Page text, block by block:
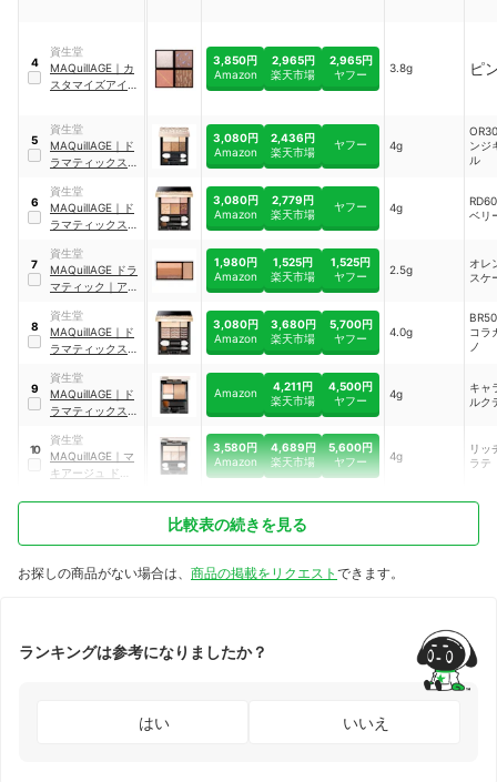
4
資生堂
MAQuillAGE ｜ カ
スタマイズアイカ
3,850円
Amazon
2,965円
楽天市場
2,965円
ヤフー
3.8g ピ
5
資生堂
MAQuillAGE ｜ ド
ラマティックスタ
OR303
3,080円
Amazon
2,436円
楽天市場
ヤフー 4g
ンジ
ル
6
資生堂
MAQuillAGE ｜ ド
ラマティックスタ
ズベリーモカ
RD606
3,080円
Amazon
2,779円
楽天市場
ヤフー 4g
ベリ
7
資生堂
MAQuillAGE ドラ
マティック ｜ アイ
OR341
1,980円
Amazon
1,525円
楽天市場
1,525円
ヤフー
2.5g
オレ
スケ
8
資生堂
MAQuillAGE ｜ ド
ラマティックスタ
ョコラカプチーノ
｜BR505
3,080円
Amazon
3,680円
楽天市場
5,700円
ヤフー
4.0g
コラ
ノ
9
資生堂
MAQuillAGE ｜ ド
ラマティックスタ
Amazon
4,211円
楽天市場
4,500円
ヤフー
4g
キャ
ルク
10
資生堂
MAQuillAGE ｜ マ
キアージュ ドラマ
ングアイズ｜
3,580円
Amazon
4,689円
楽天市場
5,600円
ヤフー
4g
リッ
ラテ
比較表の続きを見る
お探しの商品がない場合は、 商品の掲載をリクエスト できます。
ランキングは参考になりましたか？
はい いいえ